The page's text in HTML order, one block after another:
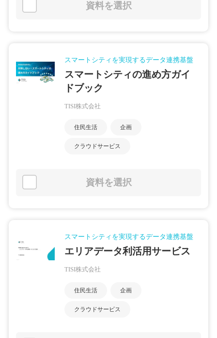
資料を選択
スマートシティを実現するデータ連携基盤
スマートシティの進め方ガイ
ドブック
TISI株式会社
住民生活 企画
クラウドサービス
資料を選択
スマートシティを実現するデータ連携基盤
エリアデータ利活用サービス
TISI株式会社
住民生活 企画
クラウドサービス